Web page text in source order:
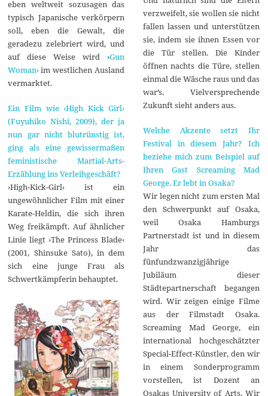
eben weltweit sozusagen das
typisch Japanische verkörpern
soll, eben die Gewalt, die
geradezu zelebriert wird, und
auf diese Weise wird ›Gun
Woman‹im westlichen Ausland
vermarktet.
Ein Film wie ›High Kick Girl‹
(Fuyuhiko Nishi, 2009), der ja
nun gar nicht blutrünstig ist,
ging als eine gewissermaßen
feministische Martial-Arts-
Erzählung ins Verleihgeschäft?
›High-Kick-Girl‹ ist ein
ungewöhnlicher Film mit einer
Karate-Heldin, die sich ihren
Weg freikämpft. Auf ähnlicher
Linie liegt ›The Princess Blade‹
(2001, Shinsuke Sato), in dem
sich eine junge Frau als
Schwertkämpferin behauptet.
verzweifelt, sie wollen sie nicht
fallen lassen und unterstützen
sie, indem sie ihnen Essen vor
die Tür stellen. Die Kinder
öffnen nachts die Türe, stellen
einmal die Wäsche raus und das
war’s. Vielversprechende
Zukunft sieht anders aus.
Welche Akzente setzt Ihr
Festival in diesem Jahr? Ich
beziehe mich zum Beispiel auf
Ihren Gast Screaming Mad
George. Er lebt in Osaka?
Wir legen nicht zum ersten Mal
den Schwerpunkt auf Osaka,
weil Osaka Hamburgs
Partnerstadt ist und in diesem
Jahr das
fünfundzwanzigjährige
Jubiläum dieser
Städtepartnerschaft begangen
wird. Wir zeigen einige Filme
aus der Filmstadt Osaka.
Screaming Mad George, ein
international hochgeschätzter
Special-Effect-Künstler, den wir
in einem Sonderprogramm
vorstellen, ist Dozent an
Osakas University of Arts. Wir